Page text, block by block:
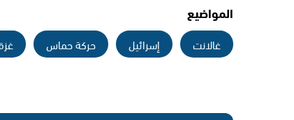
المواضيع
غالانت إسرائيل حركة حماس